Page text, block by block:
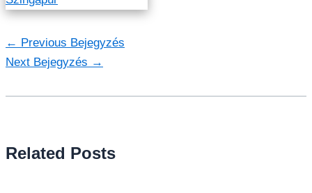
← Previous Bejegyzés
Next Bejegyzés →
Related Posts